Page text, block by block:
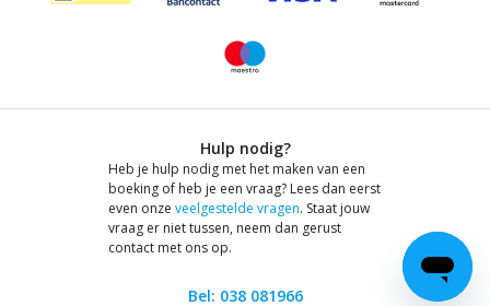
Hulp nodig?
Heb je hulp nodig met het maken van een
boeking of heb je een vraag? Lees dan eerst
even onze veelgestelde vragen. Staat jouw
vraag er niet tussen, neem dan gerust
contact met ons op.
Bel: 038 081966